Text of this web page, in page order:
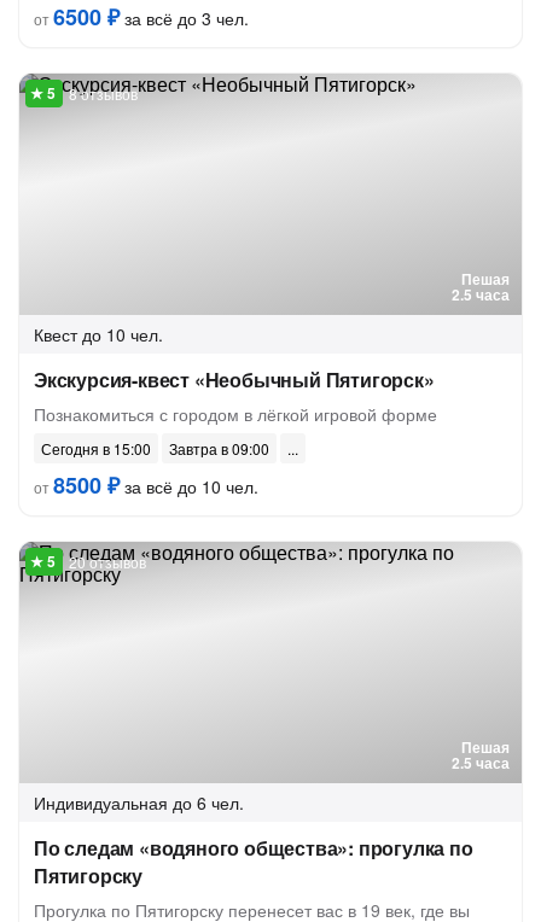
от6500 ₽за всё до 3 чел.
Пешая
2.5 часа
8 отзывов
Квест до 10 чел.
Экскурсия-квест «Необычный Пятигорск»
Познакомиться с городом в лёгкой игровой форме
Сегодня в 15:00
Завтра в 09:00
от8500 ₽за всё до 10 чел.
Пешая
2.5 часа
20 отзывов
Индивидуальная до 6 чел.
По следам «водяного общества»: прогулка по
Пятигорску
Прогулка по Пятигорску перенесет вас в 19 век, где вы